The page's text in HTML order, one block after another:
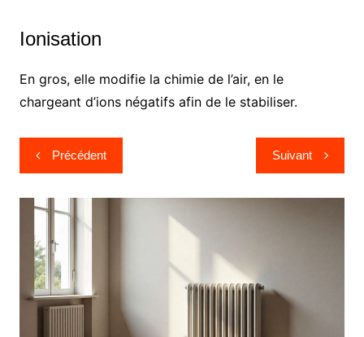
Ionisation
En gros, elle modifie la chimie de l’air, en le
chargeant d’ions négatifs afin de le stabiliser.
Navigation
de
l’article
Précédent Suivant